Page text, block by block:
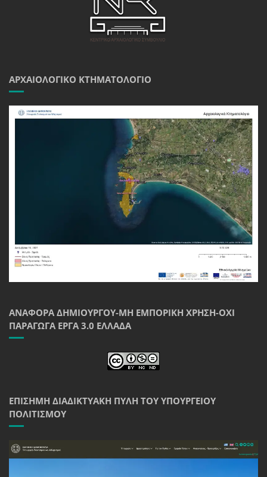
ΑΡΧΑΙΟΛΟΓΙΚΌ ΚΤΗΜΑΤΟΛΌΓΙΟ
ΑΝΑΦΟΡΆ ΔΗΜΙΟΥΡΓΟΎ-ΜΗ ΕΜΠΟΡΙΚΉ ΧΡΉΣΗ-ΌΧΙ
ΠΑΡΆΓΩΓΑ ΈΡΓΑ 3.0 ΕΛΛΆΔΑ
ΕΠΊΣΗΜΗ ΔΙΑΔΙΚΤΥΑΚΉ ΠΎΛΗ ΤΟΥ ΥΠΟΥΡΓΕΊΟΥ
ΠΟΛΙΤΙΣΜΟΎ